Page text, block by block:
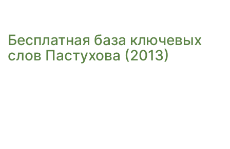
Бесплатная база ключевых
слов Пастухова (2013)